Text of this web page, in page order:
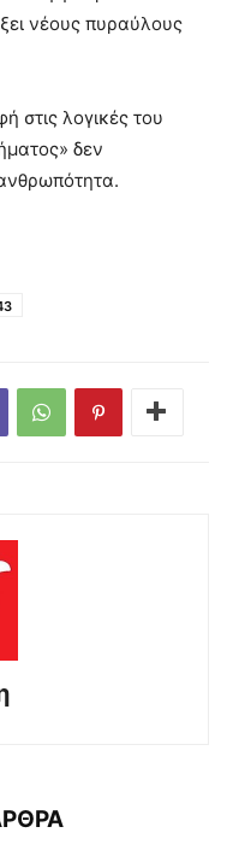
νέους πυραύλους
στις λογικές του
δεν